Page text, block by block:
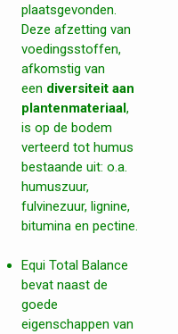
plaatsgevonden.
Deze afzetting van
voedingsstoffen,
afkomstig van
een diversiteit aan
plantenmateriaal,
is op de bodem
verteerd tot humus
bestaande uit: o.a.
humuszuur,
fulvinezuur, lignine,
bitumina en pectine.
Equi Total Balance
bevat naast de
goede
eigenschappen van